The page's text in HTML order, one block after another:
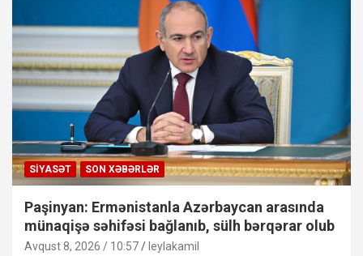
SIYASƏT SON XƏBƏRLƏR
Paşinyan: Ermənistanla Azərbaycan arasında
münaqişə səhifəsi bağlanıb, sülh bərqərar olub
Avqust 8, 2026 / 10:57 leylakamil